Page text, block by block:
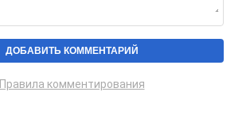
Правила комментирования